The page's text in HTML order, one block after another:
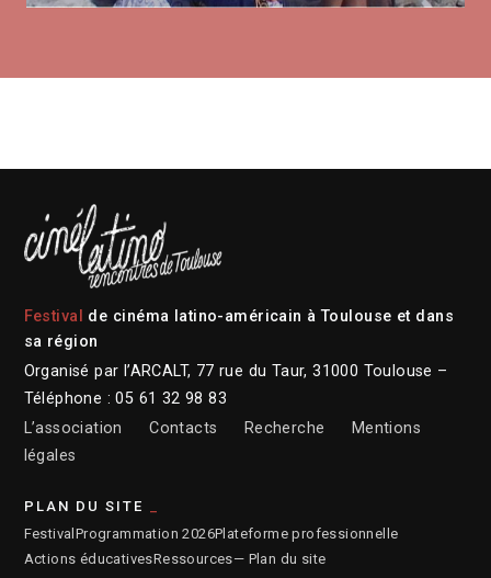
Festival
de cinéma latino-américain à Toulouse et dans
sa région
Organisé par l’ARCALT, 77 rue du Taur, 31000 Toulouse –
Téléphone : 05 61 32 98 83
L’association
Contacts Recherche
Mentions
légales
PLAN DU SITE
Festival Programmation 2026Plateforme professionnelle
Actions éducativesRessources— Plan du site